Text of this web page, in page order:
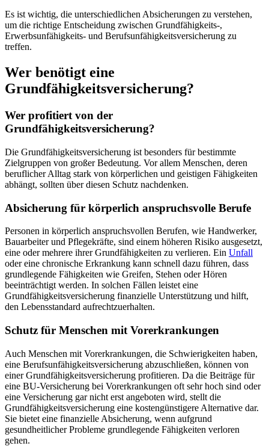
Es ist wichtig, die unterschiedlichen Absicherungen zu verstehen,
um die richtige Entscheidung zwischen Grundfähigkeits-,
Erwerbsunfähigkeits- und Berufsunfähigkeitsversicherung zu
treffen.
Wer benötigt eine
Grundfähigkeitsversicherung?
Wer profitiert von der
Grundfähigkeitsversicherung?
Die Grundfähigkeitsversicherung ist besonders für bestimmte
Zielgruppen von großer Bedeutung. Vor allem Menschen, deren
beruflicher Alltag stark von körperlichen und geistigen Fähigkeiten
abhängt, sollten über diesen Schutz nachdenken.
Absicherung für körperlich anspruchsvolle Berufe
Personen in körperlich anspruchsvollen Berufen, wie Handwerker,
Bauarbeiter und Pflegekräfte, sind einem höheren Risiko ausgesetzt,
eine oder mehrere ihrer Grundfähigkeiten zu verlieren. Ein Unfall
oder eine chronische Erkrankung kann schnell dazu führen, dass
grundlegende Fähigkeiten wie Greifen, Stehen oder Hören
beeinträchtigt werden. In solchen Fällen leistet eine
Grundfähigkeitsversicherung finanzielle Unterstützung und hilft,
den Lebensstandard aufrechtzuerhalten.
Schutz für Menschen mit Vorerkrankungen
Auch Menschen mit Vorerkrankungen, die Schwierigkeiten haben,
eine Berufsunfähigkeitsversicherung abzuschließen, können von
einer Grundfähigkeitsversicherung profitieren. Da die Beiträge für
eine BU-Versicherung bei Vorerkrankungen oft sehr hoch sind oder
eine Versicherung gar nicht erst angeboten wird, stellt die
Grundfähigkeitsversicherung eine kostengünstigere Alternative dar.
Sie bietet eine finanzielle Absicherung, wenn aufgrund
gesundheitlicher Probleme grundlegende Fähigkeiten verloren
gehen.